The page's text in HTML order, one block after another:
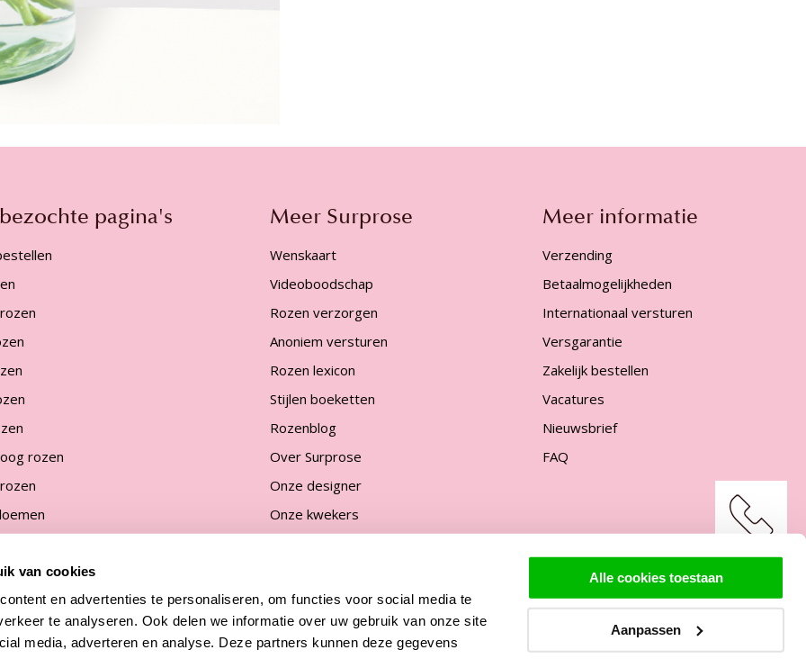
van cookies
en advertenties te personaliseren, om functies voor social media te
te analyseren. Ook delen we informatie over uw gebruik van onze site
media, adverteren en analyse. Deze partners kunnen deze gegevens
Alle cookies toestaan
Aanpassen
pagina's
rozen
Meer Surprose
Wenskaart
Videoboodschap
Rozen verzorgen
Anoniem versturen
Rozen lexicon
Stijlen boeketten
Rozenblog
Over Surprose
Onze designer
Onze kwekers
Meer informatie
Verzending
Betaalmogelijkheden
Internationaal versturen
Versgarantie
Zakelijk bestellen
Vacatures
Nieuwsbrief
FAQ